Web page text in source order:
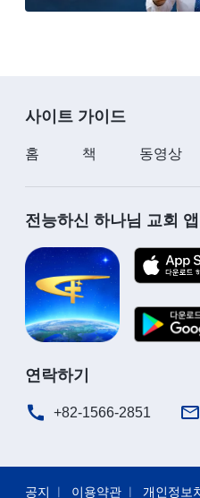
사이트 가이드
홈 책 동영상
전능하신 하나님 교회
연락하기
+82-1566-2851
공지 이용약관 개인정보